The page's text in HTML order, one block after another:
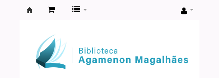
Agamenon
Magalhães